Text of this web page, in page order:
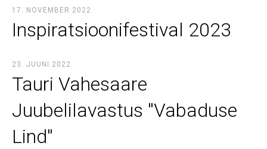
17. NOVEMBER 2022
Inspiratsioonifestival 2023
23. JUUNI 2022
Tauri Vahesaare
Juubelilavastus ''Vabaduse
Lind''